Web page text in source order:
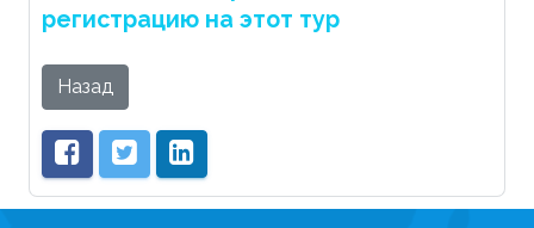
регистрацию на этот тур
Назад